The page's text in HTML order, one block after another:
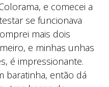
e comecei a
se funcionava
mais dois
e minhas unhas
é impressionante.
baratinha, então dá